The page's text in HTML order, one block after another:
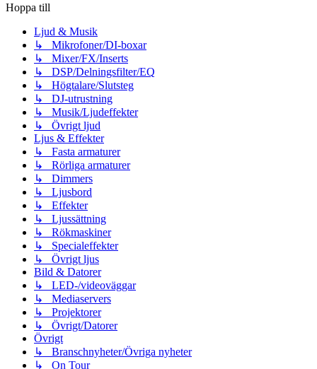
Hoppa till
Ljud & Musik
↳ Mikrofoner/DI-boxar
↳ Mixer/FX/Inserts
↳ DSP/Delningsfilter/EQ
↳ Högtalare/Slutsteg
↳ DJ-utrustning
↳ Musik/Ljudeffekter
↳ Övrigt ljud
Ljus & Effekter
↳ Fasta armaturer
↳ Rörliga armaturer
↳ Dimmers
↳ Ljusbord
↳ Effekter
↳ Ljussättning
↳ Rökmaskiner
↳ Specialeffekter
↳ Övrigt ljus
Bild & Datorer
↳ LED-/videoväggar
↳ Mediaservers
↳ Projektorer
↳ Övrigt/Datorer
Övrigt
↳ Branschnyheter/Övriga nyheter
↳ On Tour